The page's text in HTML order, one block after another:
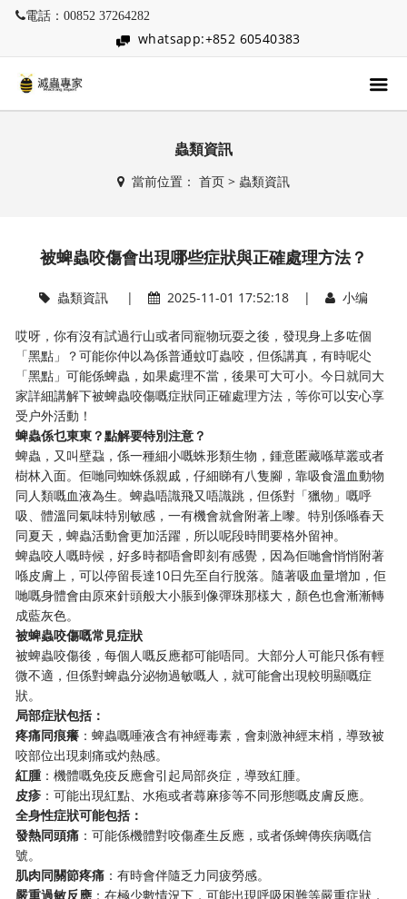
電話：00852 37264282
whatsapp:+852 60540383
蟲類資訊
當前位置： 首页> 蟲類資訊
被蜱蟲咬傷會出現哪些症狀與正確處理方法？
蟲類資訊| 2025-11-01 17:52:18 | 小编
哎呀，你有沒有試過行山或者同寵物玩耍之後，發現身上多咗個
「黑點」？可能你仲以為係普通蚊叮蟲咬，但係講真，有時呢尐
「黑點」可能係蜱蟲，如果處理不當，後果可大可小。今日就同大
家詳細講解下被蜱蟲咬傷嘅症狀同正確處理方法，等你可以安心享
受户外活動！
蜱蟲係乜東東？點解要特別注意？
蜱蟲，又叫壁蝨，係一種細小嘅蛛形類生物，鍾意匿藏喺草叢或者
樹林入面。佢哋同蜘蛛係親戚，仔細睇有八隻腳，靠吸食溫血動物
同人類嘅血液為生。蜱蟲唔識飛又唔識跳，但係對「獵物」嘅呼
吸、體溫同氣味特別敏感，一有機會就會附著上嚟。特別係喺春天
同夏天，蜱蟲活動會更加活躍，所以呢段時間要格外留神。
蜱蟲咬人嘅時候，好多時都唔會即刻有感覺，因為佢哋會悄悄附著
喺皮膚上，可以停留長達10日先至自行脫落。隨著吸血量增加，佢
哋嘅身體會由原來針頭般大小脹到像彈珠那樣大，顏色也會漸漸轉
成藍灰色。
被蜱蟲咬傷嘅常見症狀
被蜱蟲咬傷後，每個人嘅反應都可能唔同。大部分人可能只係有輕
微不適，但係對蜱蟲分泌物過敏嘅人，就可能會出現較明顯嘅症
狀。
局部症狀包括：
疼痛同痕癢 ：蜱蟲嘅唾液含有神經毒素，會刺激神經末梢，導致被
咬部位出現刺痛或灼熱感。
紅腫 ：機體嘅免疫反應會引起局部炎症，導致紅腫。
皮疹 ：可能出現紅點、水疱或者蕁麻疹等不同形態嘅皮膚反應。
全身性症狀可能包括：
發熱同頭痛 ：可能係機體對咬傷產生反應，或者係蜱傳疾病嘅信
號。
肌肉同關節疼痛 ：有時會伴隨乏力同疲勞感。
嚴重過敏反應 ：在極少數情況下，可能出現呼吸困難等嚴重症狀，